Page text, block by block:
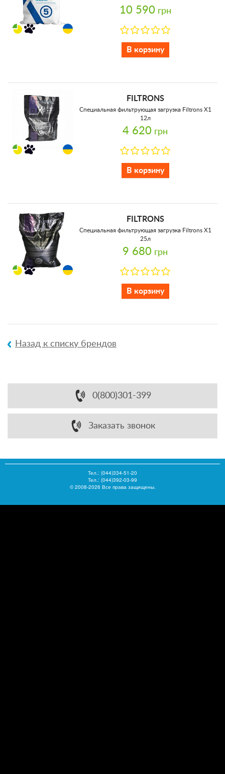
10 590 грн
В корзину
FILTRONS
Специальная фильтрующая загрузка Filtrons X1
12л
4 620 грн
В корзину
FILTRONS
Специальная фильтрующая загрузка Filtrons X1
25л
9 680 грн
В корзину
Назад к списку брендов
0(800)301-399
Заказать звонок
Тел.: (044)334-51-20
Тел.: (044)392-03-99
© 2008-2026 Все права защищены.